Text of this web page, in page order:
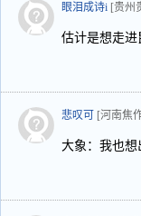
眼泪成诗i [贵州
估计是想走
悲叹可 [河南焦
大象：我也